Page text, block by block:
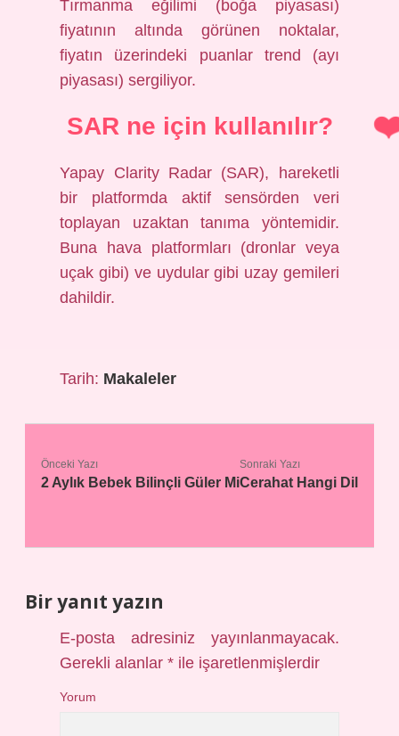
Tırmanma eğilimi (boğa piyasası)
fiyatının altında görünen noktalar,
fiyatın üzerindeki puanlar trend (ayı
piyasası) sergiliyor.
SAR ne için kullanılır?
Yapay Clarity Radar (SAR), hareketli
bir platformda aktif sensörden veri
toplayan uzaktan tanıma yöntemidir.
Buna hava platformları (dronlar veya
uçak gibi) ve uydular gibi uzay gemileri
dahildir.
Tarih: Makaleler
Önceki Yazı
2 Aylık Bebek Bilinçli Güler Mi
Sonraki Yazı
Cerahat Hangi Dil
Bir yanıt yazın
E-posta adresiniz yayınlanmayacak.
Gerekli alanlar* ile işaretlenmişlerdir
Yorum